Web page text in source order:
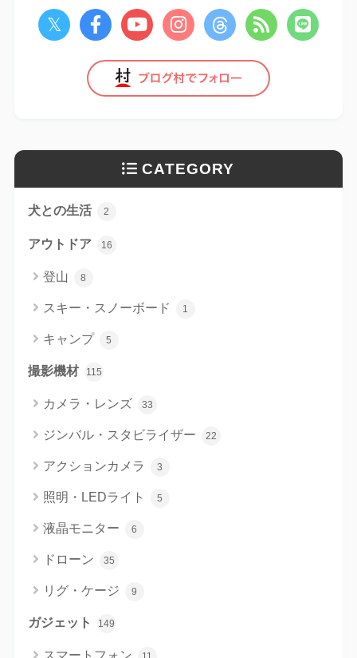
CATEGORY
犬との生活 2
アウトドア 16
登山 8
スキー・スノーボード 1
キャンプ 5
撮影機材 115
カメラ・レンズ 33
ジンバル・スタビライザー 22
アクションカメラ 3
照明・LEDライト 5
液晶モニター 6
ドローン 35
リグ・ケージ 9
ガジェット 149